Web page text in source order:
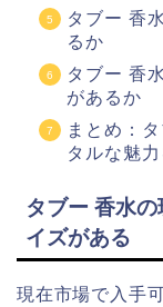
タブー 香
るか
タブー 香
があるか
まとめ：
タルな魅
タブー 香水
イズがある
現在市場で入手